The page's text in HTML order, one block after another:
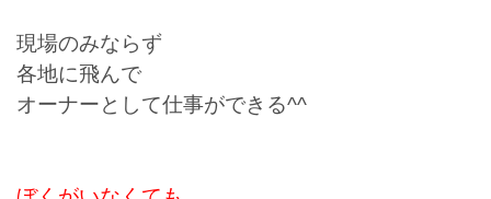
現場のみならず
各地に飛んで
オーナーとして仕事ができる^^